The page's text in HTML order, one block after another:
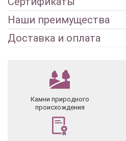
Наши преимущества
Доставка и оплата
Камни природного
происхождения